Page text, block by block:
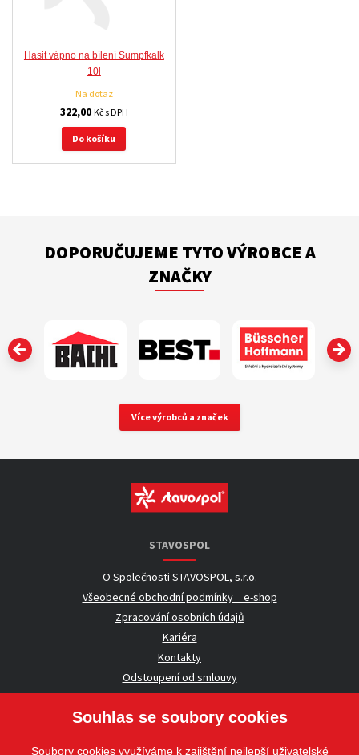
Hasit vápno na bílení Sumpfkalk
10l
Na dotaz
322,00 Kč s DPH
Do košíku
DOPORUČUJEME TYTO VÝROBCE A
ZNAČKY
‹
Více výrobců a značek
STAVOSPOL
O Společnosti STAVOSPOL, s.r.o.
Všeobecné obchodní podmínky _ e-shop
Zpracování osobních údajů
Kariéra
Kontakty
Odstoupení od smlouvy
UŽITEČNÉ INFORMACE
Souhlas se soubory cookies
Soubory cookies využíváme k zajištění nejlepší uživatelské